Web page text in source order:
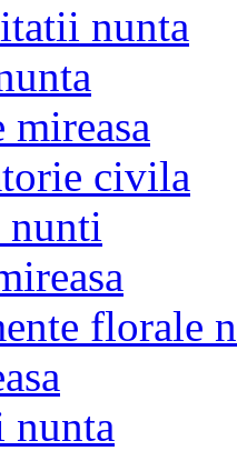
nunta
civila
nunti
florale
nunta